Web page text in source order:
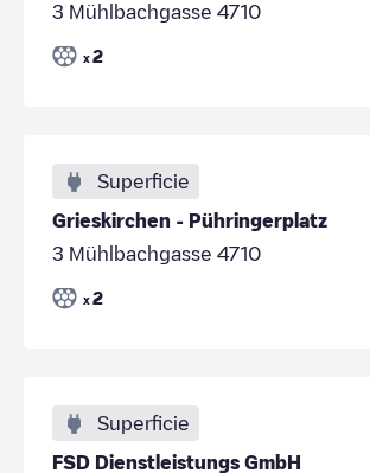
3 Mühlbachgasse 4710
x 2
Superficie
Grieskirchen - Pühringerplatz
3 Mühlbachgasse 4710
x 2
Superficie
FSD Dienstleistungs GmbH